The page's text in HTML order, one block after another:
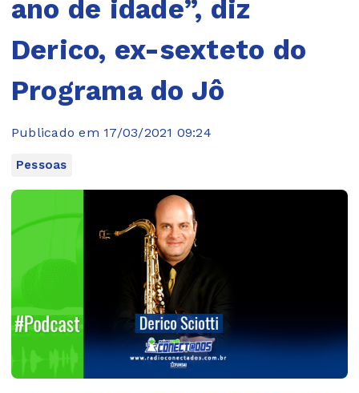
ano de idade”, diz
Derico, ex-sexteto do
Programa do Jô
Publicado em 17/03/2021 09:24
Pessoas